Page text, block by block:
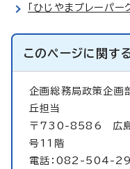
「ひじやまプレーパ
このページに関す
企画総務局政策企
丘担当
〒730-8586 広島
号11階
電話：082-504-